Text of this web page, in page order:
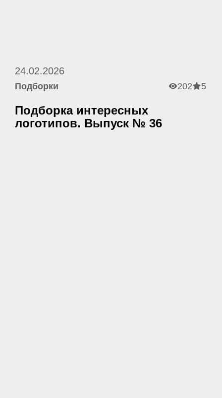
24.02.2026
Подборки 202 5
Подборка интересных
логотипов. Выпуск № 36